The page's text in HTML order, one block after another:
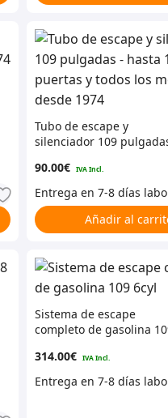
Tubo de escape y
silenciador 109
todos los modelos desde
1974
90.00€
Añadir al
Sistema de escape
completo de gasolina
314.00€